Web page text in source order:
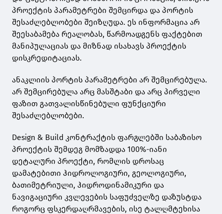
პროექტის პარამეტრები შემცირდა და პორტის
შესაძლებლობები შეიზღუდა. ეს ინფორმაცია არ
შეესაბამება რეალობას, წარმოადგენს ფაქტებით
მანიპულაციას და მიზნად ისახავს პროექტის
დისკრედიტაციას.
ანაკლიის პორტის პარამეტრები არ შემცირებულა.
არ შემცირებულა არც მასშტაბი და არც პირველი
ფაზით გათვალისწინებული ფუნქციური
შესაძლებლობები.
Design & Build კონტრაქტის ფარგლებში საბაზისო
პროექტის შემდეგ მომზადდა 100%-იანი
დეტალური პროექტი, რომლის დროსაც
დამატებითი ჰიდროლოგიური, გეოლოგიური,
ბათიმეტრიული, ჰიდროდინამიკური და
ნავიგაციური კვლევების საფუძველზე დაზუსტდა
როგორც ფსკერდაღრმავების, ისე ტალღმტეხისა